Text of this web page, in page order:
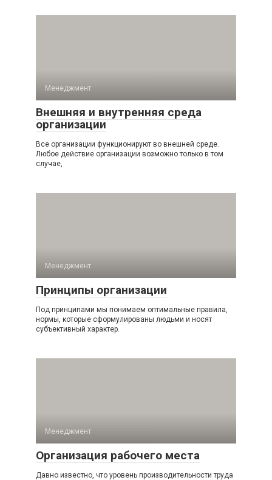
Менеджмент
Внешняя и внутренняя среда
организации
Все организации функционируют во внешней среде.
Любое действие организации возможно только в том
случае,
Менеджмент
Принципы организации
Под принципами мы понимаем оптимальные правила,
нормы, которые сформулированы людьми и носят
субъективный характер.
Менеджмент
Организация рабочего места
Давно известно, что уровень производительности труда